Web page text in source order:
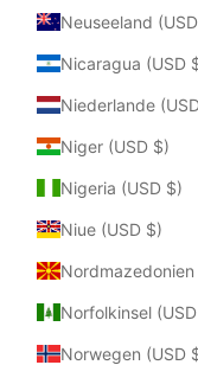
Neuseeland
Nicaragua (USD
Niederlande
Niger (USD $)
Nigeria (USD $)
Niue (USD $)
Nordmazedonien
Norfolkinsel
Norwegen (USD